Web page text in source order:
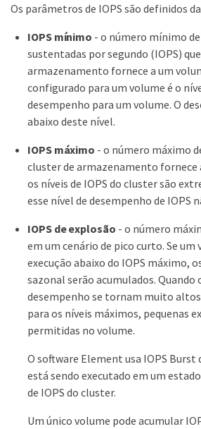
Os parâmetros de IOPS são definidos
IOPS mínimo - o número mínimo
sustentadas por segundo (IOPS)
armazenamento fornece a um
configurado para um volume é o
desempenho para um volume. O
abaixo deste nível.
IOPS máximo - o número máximo
cluster de armazenamento fornece
os níveis de IOPS do cluster são
esse nível de desempenho de IOPS
IOPS de explosão - o número
em um cenário de pico curto. Se
execução abaixo do IOPS máximo,
sazonal serão acumulados. Quando
desempenho se tornam muito
para os níveis máximos, pequenas
permitidas no volume.
O software Element usa IOPS Burst
está sendo executado em um
de IOPS do cluster.
Um único volume pode acumular